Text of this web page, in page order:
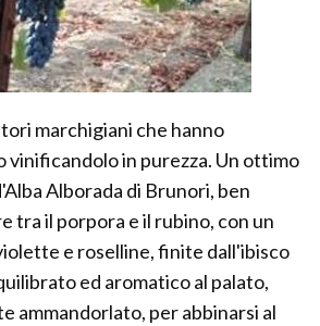
marchigiani che hanno
vinificandolo in purezza. Un ottimo
Alborada di Brunori, ben
tra il porpora e il rubino, con un
e roselline, finite dall'ibisco
ed aromatico al palato,
ammandorlato, per abbinarsi al